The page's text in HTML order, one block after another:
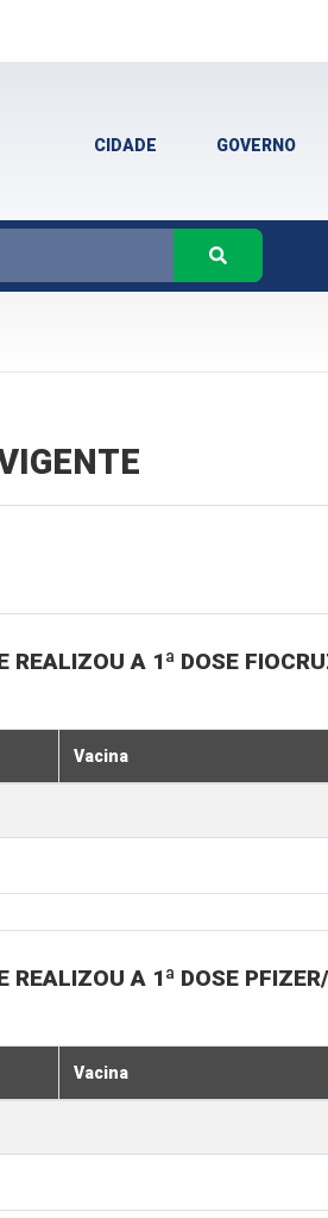
CIDADE GOVERNO
REALIZOU A 1ª DOSE
Vacina
REALIZOU A 1ª DOSE
Vacina